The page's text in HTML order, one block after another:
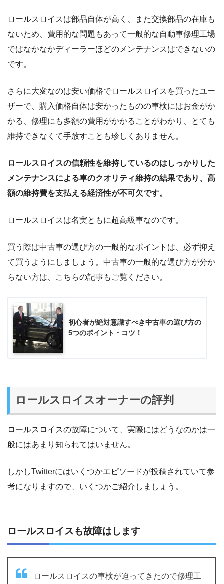
ロールスロイスは部品自体が高く、また交換部品の在庫も
ないため、費用的な問題もあって一般的な自動車修理工場
ではなかなかディーラーほどのメンテナンスはできないの
です。
さらに大変なのは安い価格でロールスロイスを買ったユー
ザーで、購入価格自体は安かったものの車検にはお金がか
かる、修理にも多額の費用がかかることがわかり、とても
維持できなくて手放すことも珍しくありません。
ロールスロイスの信頼性を維持しているのはしっかりした
メンテナンスによる車のクオリティ維持の結果であり、高
額の維持費を支払える経済性が不可欠です。
ロールスロイスは名実ともに超高級車なのです。
買う際は中古車の選び方の一般的なポイントは、必ず抑え
て買うようにしましょう。中古車の一般的な選び方が分か
らない方は、こちらの記事もご覧ください。
初心者が絶対意識すべき中古車の選び方の
5つのポイント・コツ！
ロールスロイスオーナーの評判
ロールスロイスの故障について、実際にはどうなのかは一
般にはあまり知られてはいません。
しかしTwitterにはいくつかエピソードが投稿されていて参
考になりますので、いくつかご紹介しましょう。
ロールスロイスも故障はします
ロールスロイスの車検が迫ってきたので修理工